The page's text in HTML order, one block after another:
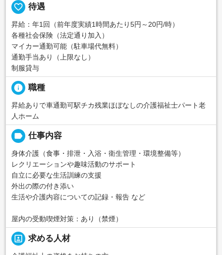
favorite_border 待遇
昇給：年1回（前年度実績1時間あたり5円～20円/時）
各種社会保険（法定通り加入）
マイカー通勤可能（駐車場代無料）
通勤手当あり（上限なし）
制服貸与
info 職種
昇給ありで車通勤可駅チカ残業ほぼなしの介護福祉士パート老
人ホーム
label 仕事内容
身体介護（食事・排泄・入浴・衛生管理・環境整備等）
レクリエーションや趣味活動のサポート
自立に必要な生活訓練の支援
外出の際の付き添い
生活や介護内容についての記録・報告 など
屋内の受動喫煙対策：あり（禁煙）
portrait 求める人材